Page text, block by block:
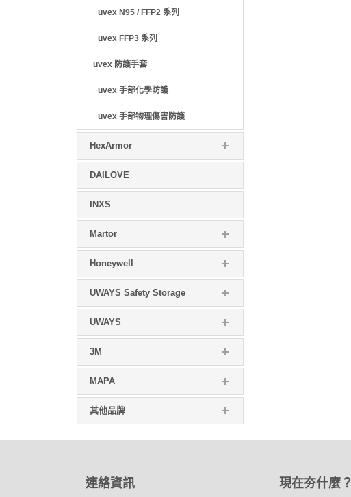
uvex N95 / FFP2 系列
uvex FFP3 系列
uvex 防護手套
uvex 手部化學防護
uvex 手部物理傷害防護
HexArmor
DAILOVE
INXS
Martor
Honeywell
UWAYS Safety Storage
UWAYS
3M
MAPA
其他品牌
連絡資訊 現在夯什麼？